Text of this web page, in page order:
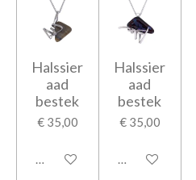
Halssier
aad
bestek
€ 35,00
In winkelwagen
Halssier
aad
bestek
€ 35,00
In winkelwagen